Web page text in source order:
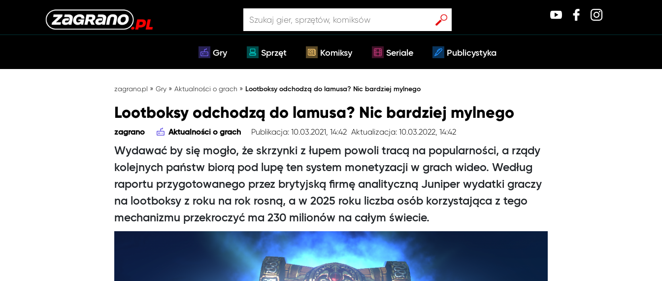
Gry Sprzęt Komiksy Seriale Publicystyka
zagrano.pl » Gry » Aktualności o grach » Lootboksy odchodzą do lamusa? Nic bardziej mylnego
Lootboksy odchodzą do lamusa? Nic bardziej mylnego
zagrano Aktualności o grach Publikacja: 10.03.2021, 14:42 Aktualizacja: 10.03.2022, 14:42
Wydawać by się mogło, że skrzynki z łupem powoli tracą na popularności, a rządy
kolejnych państw biorą pod lupę ten system monetyzacji w grach wideo. Według
raportu przygotowanego przez brytyjską firmę analityczną Juniper wydatki graczy
na lootboksy z roku na rok rosną, a w 2025 roku liczba osób korzystająca z tego
mechanizmu przekroczyć ma 230 milionów na całym świecie.